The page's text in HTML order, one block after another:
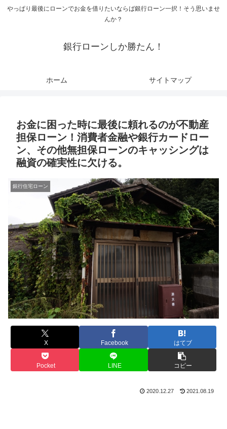
やっぱり最後にローンでお金を借りたいならば銀行ローン一択！そう思いませ
んか？
銀行ローンしか勝たん！
ホーム サイトマップ
お金に困った時に最後に頼れるのが不動産
担保ローン！消費者金融や銀行カードロー
ン、その他無担保ローンのキャッシングは
融資の確実性に欠ける。
銀行住宅ローン
X Facebook はてブ
Pocket LINE コピー
2020.12.27 2021.08.19